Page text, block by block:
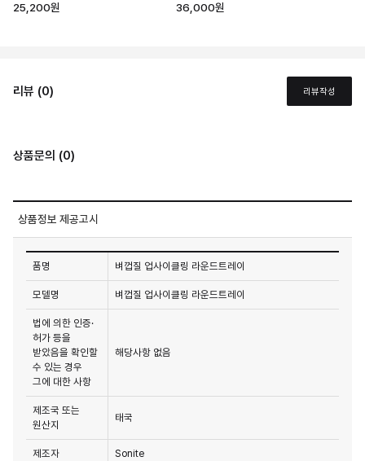
25,200원 36,000원
리뷰 (0) 리뷰작성
상품문의 (0)
상품정보 제공고시
품명 벼껍질 업사이클링 라운드트레이
모델명 벼껍질 업사이클링 라운드트레이
법에 의한 인증·
허가 등을
받았음을 확인할
수 있는 경우
그에 대한 사항
해당사항 없음
제조국 또는
원산지
태국
제조자 Sonite